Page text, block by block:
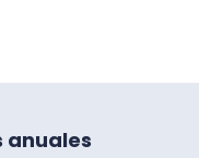
anuales